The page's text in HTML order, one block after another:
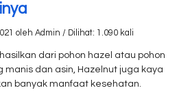
oleh Admin / Dilihat: 1.090 kali
dari pohon hazel atau pohon
manis dan asin, Hazelnut juga kaya
banyak manfaat kesehatan.